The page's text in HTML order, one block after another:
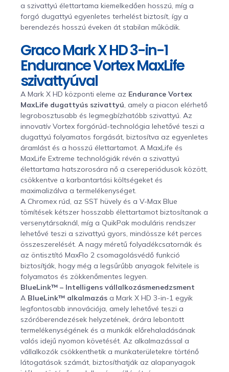
a szivattyú élettartama kiemelkedően hosszú, míg a
forgó dugattyú egyenletes terhelést biztosít, így a
berendezés hosszú éveken át stabilan működik.
Graco Mark X HD 3-in-1
Endurance Vortex MaxLife
szivattyúval
A Mark X HD központi eleme az Endurance Vortex
MaxLife dugattyús szivattyú , amely a piacon elérhető
legrobosztusabb és legmegbízhatóbb szivattyú. Az
innovatív Vortex forgórúd-technológia lehetővé teszi a
dugattyú folyamatos forgását, biztosítva az egyenletes
áramlást és a hosszú élettartamot. A MaxLife és
MaxLife Extreme technológiák révén a szivattyú
élettartama hatszorosára nő a csereperiódusok között,
csökkentve a karbantartási költségeket és
maximalizálva a termelékenységet.
A Chromex rúd, az SST hüvely és a V-Max Blue
tömítések kétszer hosszabb élettartamot biztosítanak a
versenytársaknál, míg a QuikPak moduláris rendszer
lehetővé teszi a szivattyú gyors, mindössze két perces
összeszerelését. A nagy méretű folyadékcsatornák és
az öntisztító MaxFlo 2 csomagolásvédő funkció
biztosítják, hogy még a legsűrűbb anyagok felvitele is
folyamatos és zökkenőmentes legyen.
BlueLink™ – Intelligens vállalkozásmenedzsment
A BlueLink™ alkalmazás a Mark X HD 3-in-1 egyik
legfontosabb innovációja, amely lehetővé teszi a
szóróberendezések helyzetének, órára lebontott
termelékenységének és a munkák előrehaladásának
valós idejű nyomon követését. Az alkalmazással a
vállalkozók csökkenthetik a munkaterületekre történő
látogatások számát, biztosíthatják az alapanyagok